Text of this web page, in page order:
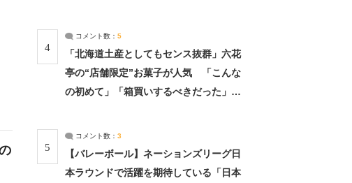
4
コメント数： 5
「北海道土産としてもセンス抜群」六花
亭の“店舗限定”お菓子が人気 「こんな
の初めて」「箱買いするべきだった」
5
コメント数： 3
【バレーボール】ネーションズリーグ日
本ラウンドで活躍を期待している「日本